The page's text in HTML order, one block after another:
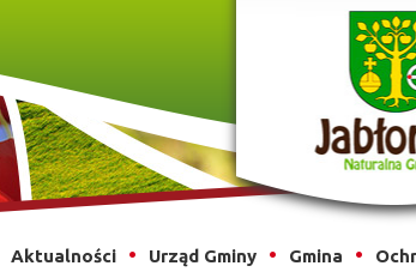
Aktualności Urząd Gminy Gmina